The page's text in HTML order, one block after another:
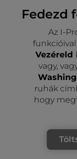
Fedezd
Az I-
Vezéreld
vagy,
ruhák
hogy